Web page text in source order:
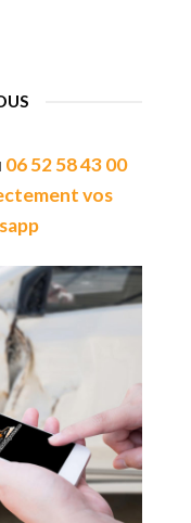
06 52 58 43 00
vos